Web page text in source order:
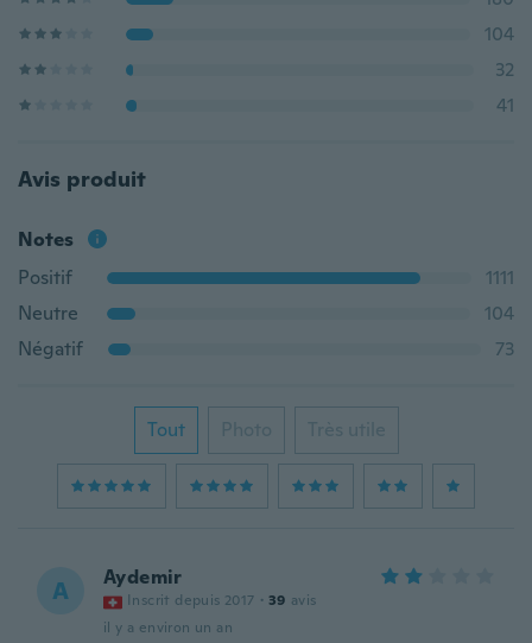
104
32
41
Avis produit
Notes
Positif
1111
Neutre
104
Négatif
73
Tout Photo Très utile
A Aydemir
Inscrit depuis 2017 · 39 avis
il y a environ un an